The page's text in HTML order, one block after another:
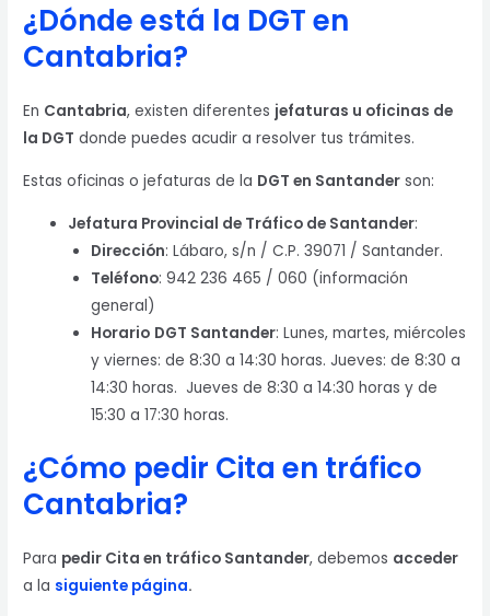
¿Dónde está la DGT en
Cantabria?
En Cantabria, existen diferentes jefaturas u oficinas de
la DGT donde puedes acudir a resolver tus trámites.
Estas oficinas o jefaturas de la DGT en Santander son:
Jefatura Provincial de Tráfico de Santander:
Dirección: Lábaro, s/n / C.P. 39071 / Santander.
Teléfono: 942 236 465 / 060 (información
general)
Horario DGT Santander: Lunes, martes, miércoles
y viernes: de 8:30 a 14:30 horas. Jueves: de 8:30 a
14:30 horas. Jueves de 8:30 a 14:30 horas y de
15:30 a 17:30 horas.
¿Cómo pedir Cita en tráfico
Cantabria?
Para pedir Cita en tráfico Santander, debemos acceder
a la siguiente página.